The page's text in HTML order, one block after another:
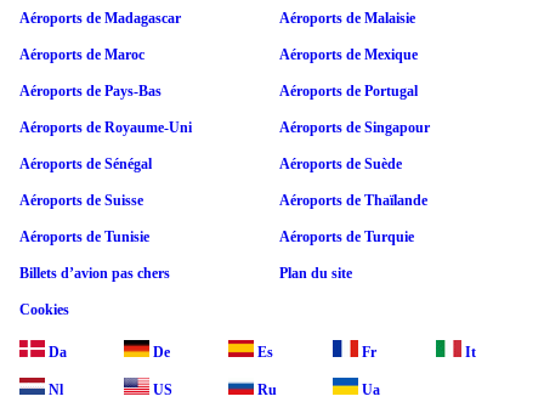
Aéroports de Madagascar Aéroports de Malaisie
Aéroports de Maroc Aéroports de Mexique
Aéroports de Pays-Bas Aéroports de Portugal
Aéroports de Royaume-Uni Aéroports de Singapour
Aéroports de Sénégal Aéroports de Suède
Aéroports de Suisse Aéroports de Thaïlande
Aéroports de Tunisie Aéroports de Turquie
Billets d’avion pas chers Plan du site
Cookies
Da De Es Fr It
Nl US Ru Ua